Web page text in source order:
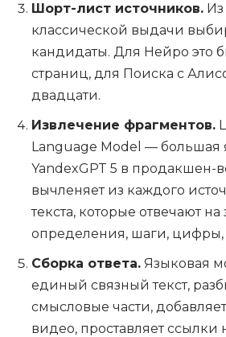
Шорт-лист источников.
классической выдачи
кандидаты. Для Нейро это
страниц, для Поиска с
двадцати.
Извлечение фрагментов.
Language Model — большая
YandexGPT 5 в продакшен-
вычленяет из каждого
текста, которые отвечают
определения, шаги,
Сборка ответа. Языковая
единый связный текст,
смысловые части,
видео, проставляет ссылки